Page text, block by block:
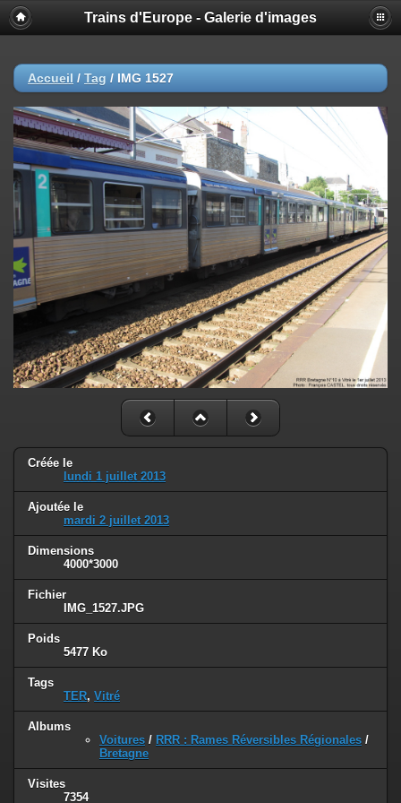
Trains d'Europe - Galerie d'images
Accueil / Tag / IMG 1527
Créée le
lundi 1 juillet 2013
Ajoutée le
mardi 2 juillet 2013
Dimensions
4000*3000
Fichier
IMG_1527.JPG
Poids
5477 Ko
Tags
TER, Vitré
Albums
Voitures / RRR : Rames Réversibles Régionales /
Bretagne
Visites
7354